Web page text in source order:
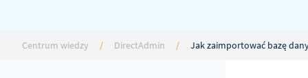
Centrum wiedzy / DirectAdmin / Jak zaimportować bazę